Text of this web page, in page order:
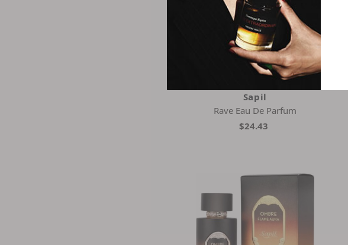
Sapil
Rave Eau De Parfum
$24.43